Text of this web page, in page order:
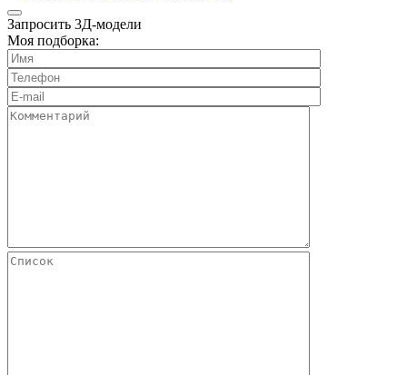
Запросить 3Д-модели
Моя подборка: